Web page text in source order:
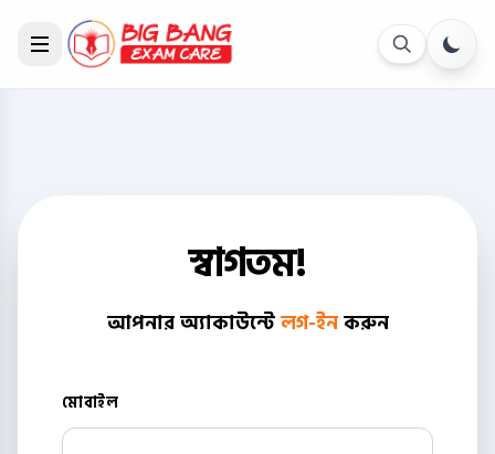
স্বাগতম!
আপনার অ্যাকাউন্টেলগ-ইনকরুন
মোবাইল